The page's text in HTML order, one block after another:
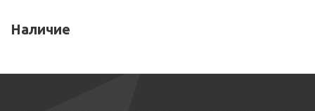
Наличие